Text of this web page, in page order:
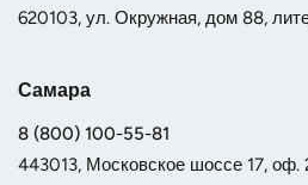
620103, ул. Окружная, дом 88,
Самара
8 (800) 100-55-81
443013, Московское шоссе 17, оф.